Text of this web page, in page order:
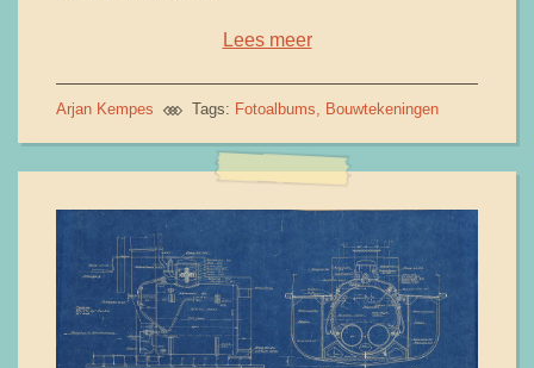
Lees meer
Arjan Kempes Tags: Fotoalbums Bouwtekeningen